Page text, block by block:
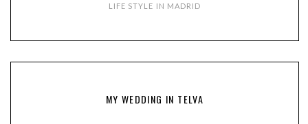
LIFE STYLE IN MADRID
MY WEDDING IN TELVA